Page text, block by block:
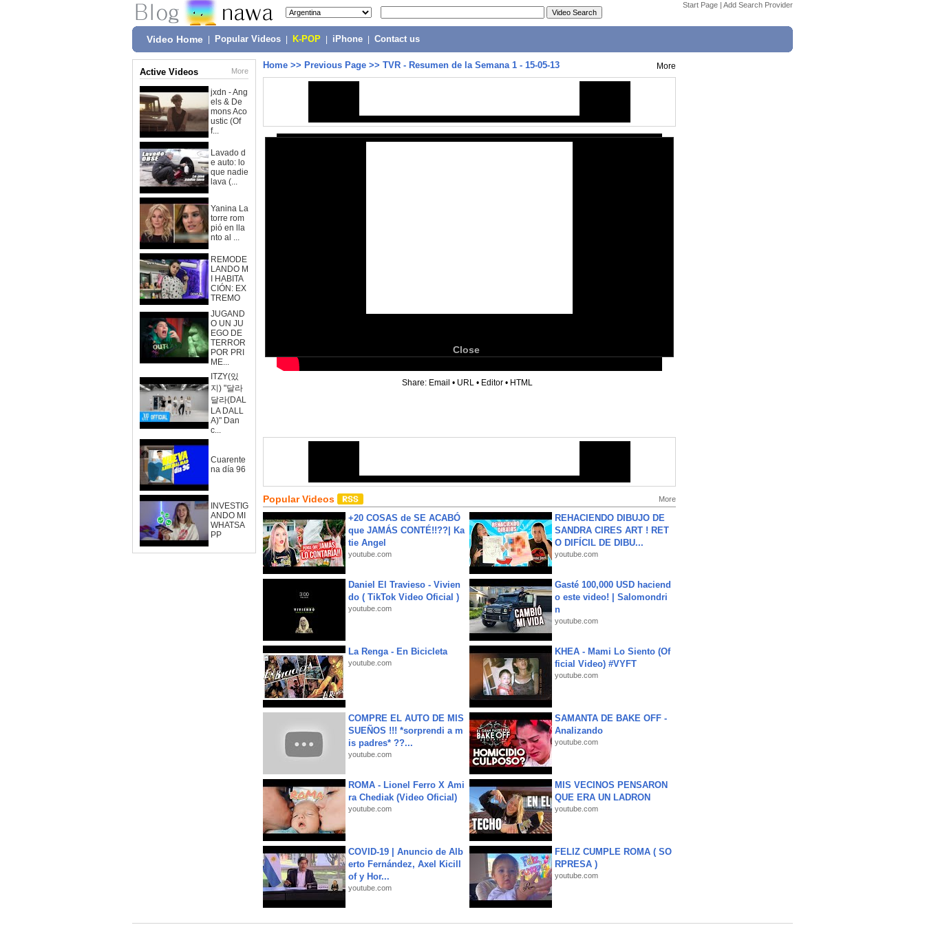
Start Page | Add Search Provider
Video Home Popular Videos K-POP iPhone Contact us
Active Videos More
jxdn - Ang
els & De
mons Aco
ustic (Of
f...
Lavado d
e auto: lo
que nadie
lava (...
Yanina La
torre rom
pió en lla
nto al ...
REMODE
LANDO M
I HABITA
CIÓN: EX
TREMO
JUGAND
O UN JU
EGO DE
TERROR
POR PRI
ME...
ITZY(있
지) "달라
달라(DAL
LA DALL
A)" Dan
c...
Cuarente
na día 96
INVESTIG
ANDO MI
WHATSA
PP
Home >> Previous Page >> TVR - Resumen de la Semana 1 - 15-05-13 More
Close
Share: Email • URL • Editor • HTML
Popular Videos More
+20 COSAS de SE ACABÓ
que JAMÁS CONTÉ!!??| Ka
tie Angel
youtube.com
REHACIENDO DIBUJO DE
SANDRA CIRES ART ! RET
O DIFÍCIL DE DIBU...
youtube.com
Daniel El Travieso - Vivien
do ( TikTok Video Oficial )
youtube.com
Gasté 100,000 USD haciend
o este video! | Salomondri
n
youtube.com
La Renga - En Bicicleta
youtube.com
KHEA - Mami Lo Siento (Of
ficial Video) #VYFT
youtube.com
COMPRE EL AUTO DE MIS
SUEÑOS !!! *sorprendi a m
is padres* ??...
youtube.com
SAMANTA DE BAKE OFF -
Analizando
youtube.com
ROMA - Lionel Ferro X Ami
ra Chediak (Video Oficial)
youtube.com
MIS VECINOS PENSARON
QUE ERA UN LADRON
youtube.com
COVID-19 | Anuncio de Alb
erto Fernández, Axel Kicill
of y Hor...
youtube.com
FELIZ CUMPLE ROMA ( SO
RPRESA )
youtube.com